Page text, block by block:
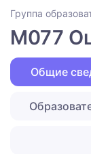
Группа
M077
Общие